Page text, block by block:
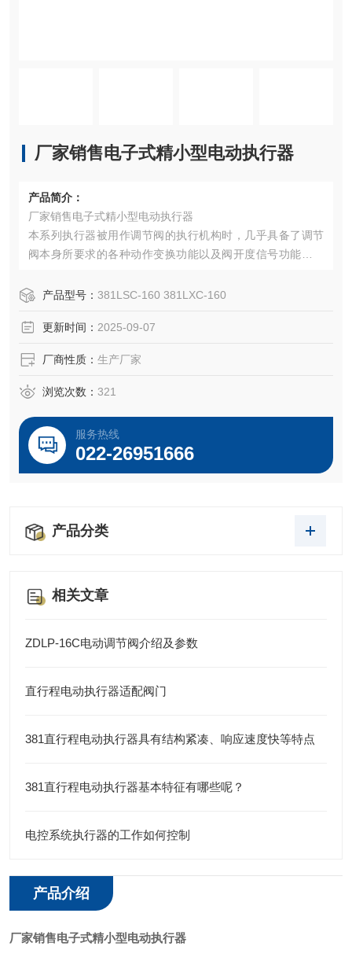
厂家销售电子式精小型电动执行器
产品简介：
厂家销售电子式精小型电动执行器
本系列执行器被用作调节阀的执行机构时，几乎具备了调节
阀本身所要求的各种动作变换功能以及阀开度信号功能和手
产品型号： 381LSC-160 381LXC-160
更新时间： 2025-09-07
厂商性质： 生产厂家
浏览次数： 321
服务热线
022-26951666
产品分类
相关文章
ZDLP-16C电动调节阀介绍及参数
直行程电动执行器适配阀门
381直行程电动执行器具有结构紧凑、响应速度快等特点
381直行程电动执行器基本特征有哪些呢？
电控系统执行器的工作如何控制
产品介绍
厂家销售电子式精小型电动执行器